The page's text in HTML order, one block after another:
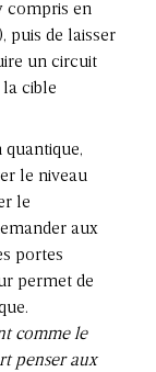
compris en
puis de laisser
un circuit
cible
le niveau
le
aux
portes
permet de
comme le
penser aux